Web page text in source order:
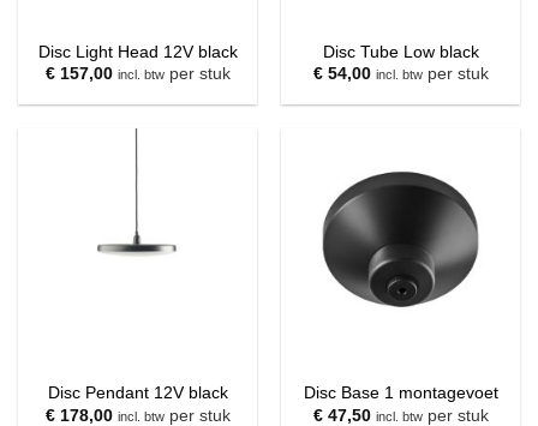
Disc Light Head 12V black
€157,00 incl. btwper stuk
Disc Tube Low black
€54,00 incl. btwper stuk
Disc Pendant 12V black
€178,00 incl. btwper stuk
Disc Base 1 montagevoet
€47,50 incl. btwper stuk